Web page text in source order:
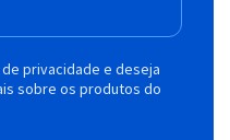
privacidade e deseja
sobre os produtos do